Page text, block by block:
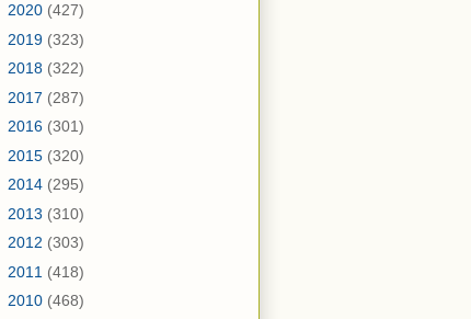
2020 (427)
2019 (323)
2018 (322)
2017 (287)
2016 (301)
2015 (320)
2014 (295)
2013 (310)
2012 (303)
2011 (418)
2010 (468)